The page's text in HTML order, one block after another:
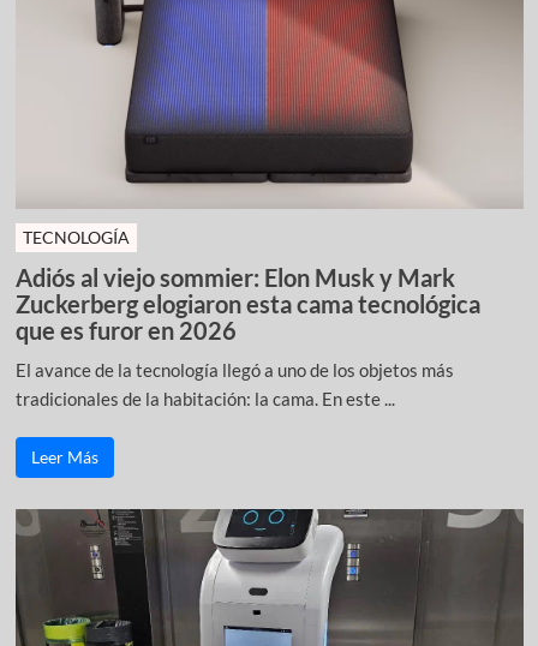
TECNOLOGÍA
Adiós al viejo sommier: Elon Musk y Mark
Zuckerberg elogiaron esta cama tecnológica
que es furor en 2026
El avance de la tecnología llegó a uno de los objetos más
tradicionales de la habitación: la cama. En este ...
Leer Más